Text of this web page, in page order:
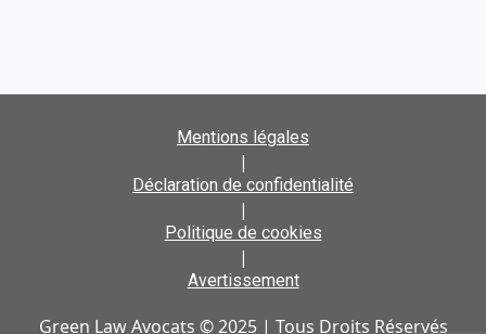
Mentions légales
|
Déclaration de confidentialité
|
Politique de cookies
|
Avertissement
Green Law Avocats © 2025 | Tous Droits Réservés